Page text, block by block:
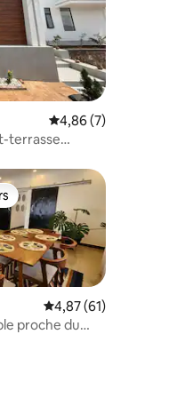
commentaires : 5 sur 5
Évaluation moyenne
4,86 (7)
terrasse
7 commentaires : 5 sur 5
Évaluation moyenne
4,87 (61)
proche du